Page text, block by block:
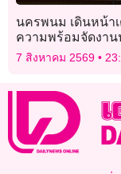
นครพนม เดินหน้า
ความพร้อมจัดงาน
ไหลเรือไฟ ประจำปี
7 สิงหาคม 2569